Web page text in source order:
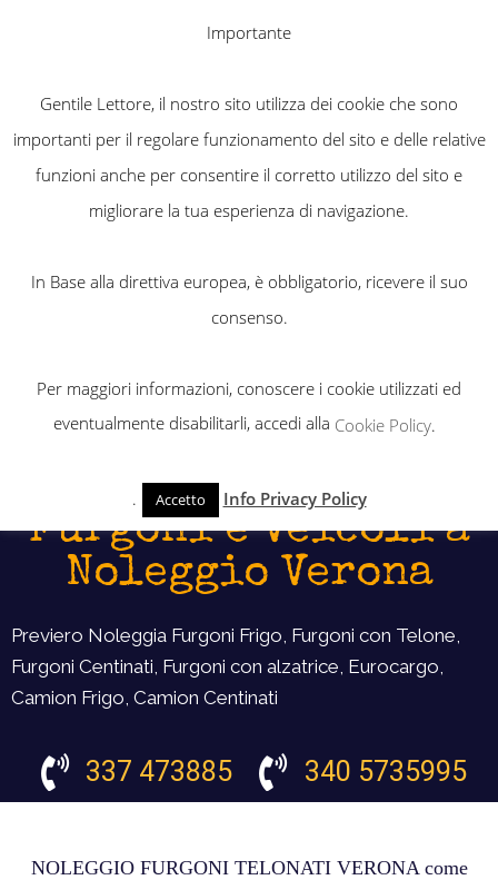
NOLEGGIO FURGONI
Furgoni e Veicoli a
Noleggio Verona
Previero Noleggia Furgoni Frigo, Furgoni con Telone,
Furgoni Centinati, Furgoni con alzatrice, Eurocargo,
Camion Frigo, Camion Centinati
337 473885 340 5735995
NOLEGGIO FURGONI TELONATI VERONA come
Importante
Gentile Lettore, il nostro sito utilizza dei cookie che sono
importanti per il regolare funzionamento del sito e delle relative
funzioni anche per consentire il corretto utilizzo del sito e
migliorare la tua esperienza di navigazione.
In Base alla direttiva europea, è obbligatorio, ricevere il suo
consenso.
Per maggiori informazioni, conoscere i cookie utilizzati ed
eventualmente disabilitarli, accedi alla Cookie Policy.
. Accetto Info Privacy Policy